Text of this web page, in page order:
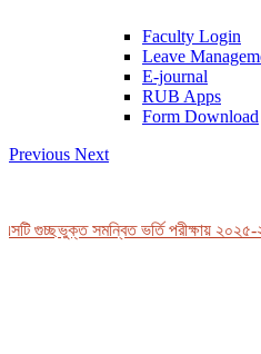
Faculty Login
Leave
E-journal
RUB Apps
Form Download
Previous Next
গুচ্ছভুক্ত সমন্বিত ভর্তি পরীক্ষায় ২০২৫-২৬